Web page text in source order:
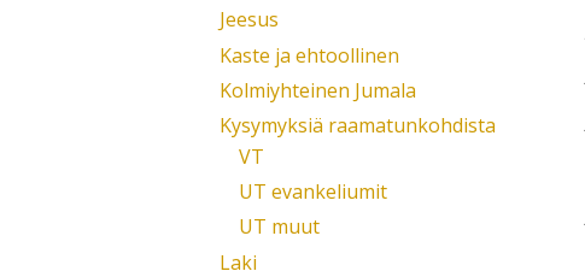
Jeesus
Kaste ja ehtoollinen
Kolmiyhteinen Jumala
Kysymyksiä raamatunkohdista
VT
UT evankeliumit
UT muut
Laki